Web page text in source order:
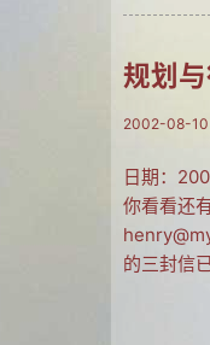
规划
2002-08-10
日期：
你看看还
的三封信